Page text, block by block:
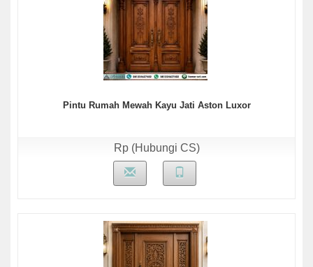
Pintu Rumah Mewah Kayu Jati Aston Luxor
Rp (Hubungi CS)